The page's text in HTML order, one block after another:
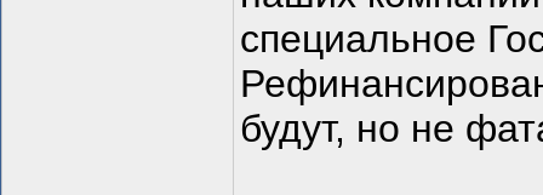
специальное
будут, но не